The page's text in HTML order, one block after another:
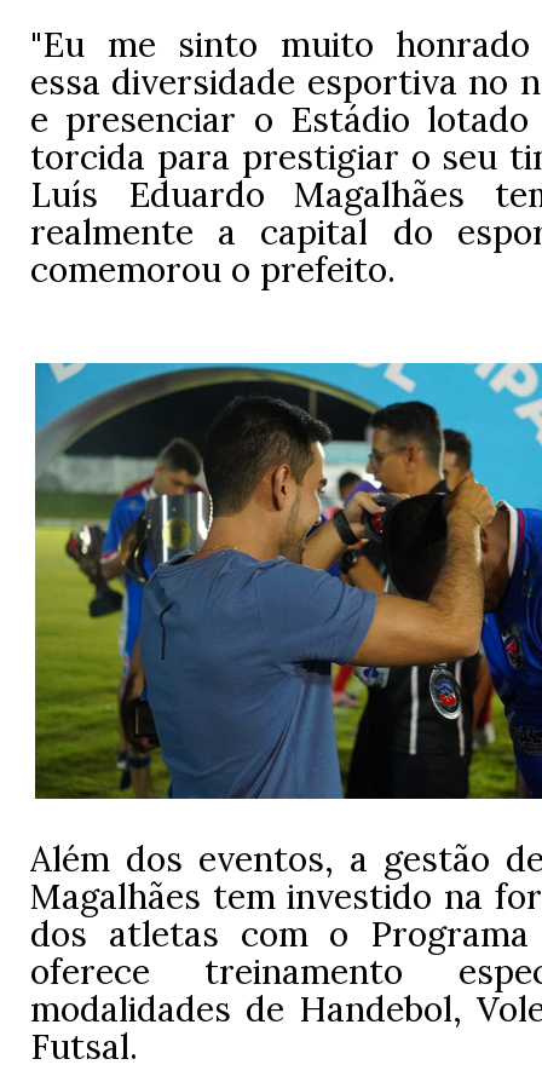
"Eu me sinto muito
essa diversidade esportiva no
e presenciar o Estádio
torcida para prestigiar o seu
Luís Eduardo Magalhães
realmente a capital do
comemorou o prefeito.
Além dos eventos, a gestão
Magalhães tem investido na
dos atletas com o Programa
oferece treinamento
modalidades de Handebol,
Futsal.